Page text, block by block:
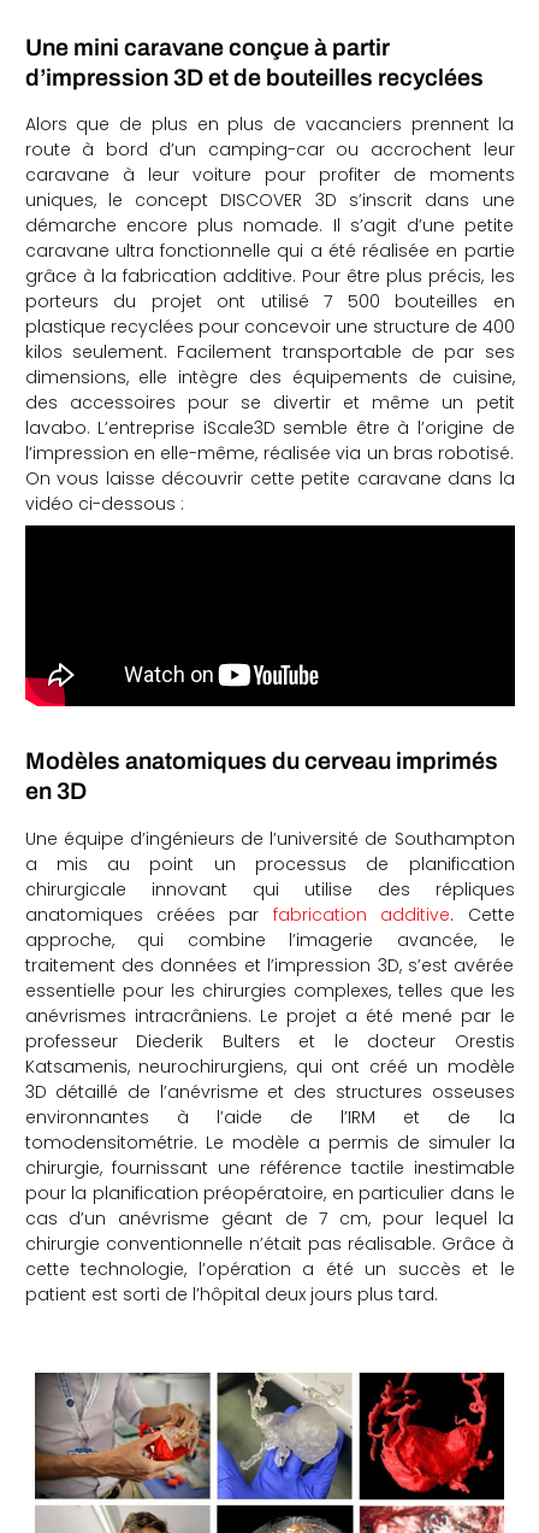
Une mini caravane conçue à partir
d’impression 3D et de bouteilles recyclées
Alors que de plus en plus de vacanciers prennent la
route à bord d’un camping-car ou accrochent leur
caravane à leur voiture pour profiter de moments
uniques, le concept DISCOVER 3D s’inscrit dans une
démarche encore plus nomade. Il s’agit d’une petite
caravane ultra fonctionnelle qui a été réalisée en partie
grâce à la fabrication additive. Pour être plus précis, les
porteurs du projet ont utilisé 7 500 bouteilles en
plastique recyclées pour concevoir une structure de 400
kilos seulement. Facilement transportable de par ses
dimensions, elle intègre des équipements de cuisine,
des accessoires pour se divertir et même un petit
lavabo. L’entreprise iScale3D semble être à l’origine de
l’impression en elle-même, réalisée via un bras robotisé.
On vous laisse découvrir cette petite caravane dans la
vidéo ci-dessous :
Modèles anatomiques du cerveau imprimés
en 3D
Une équipe d’ingénieurs de l’université de Southampton
a mis au point un processus de planification
chirurgicale innovant qui utilise des répliques
anatomiques créées par fabrication additive. Cette
approche, qui combine l’imagerie avancée, le
traitement des données et l’impression 3D, s’est avérée
essentielle pour les chirurgies complexes, telles que les
anévrismes intracrâniens. Le projet a été mené par le
professeur Diederik Bulters et le docteur Orestis
Katsamenis, neurochirurgiens, qui ont créé un modèle
3D détaillé de l’anévrisme et des structures osseuses
environnantes à l’aide de l’IRM et de la
tomodensitométrie. Le modèle a permis de simuler la
chirurgie, fournissant une référence tactile inestimable
pour la planification préopératoire, en particulier dans le
cas d’un anévrisme géant de 7 cm, pour lequel la
chirurgie conventionnelle n’était pas réalisable. Grâce à
cette technologie, l’opération a été un succès et le
patient est sorti de l’hôpital deux jours plus tard.